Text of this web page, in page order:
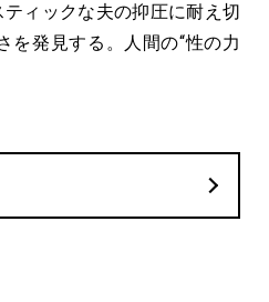
ィックな夫の抑圧に耐え切
を発見する。人間の“性の力